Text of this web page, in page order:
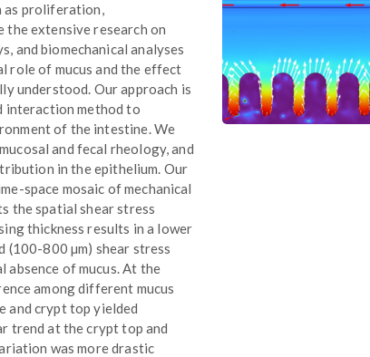
as proliferation,
extensive research on
and biomechanical analyses
role of mucus and the effect
understood. Our approach is
interaction method to
of the intestine. We
and fecal rheology, and
in the epithelium. Our
space mosaic of mechanical
the spatial shear stress
thickness results in a lower
(100-800 µm) shear stress
of mucus. At the
among different mucus
and crypt top yielded
trend at the crypt top and
was more drastic